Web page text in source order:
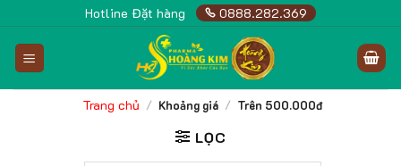
to
content
Hotline Đặt hàng 0888.282.369
Trang chủ / Khoảng giá / Trên 500.000đ
LỌC